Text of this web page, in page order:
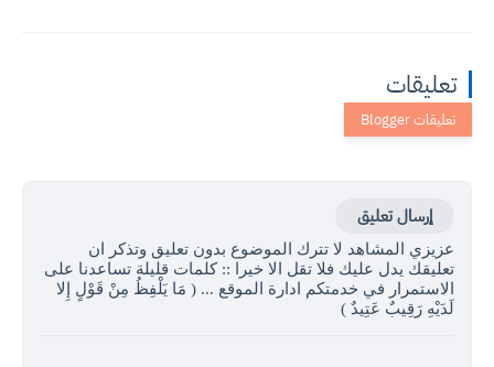
تعليقات
إرسال تعليق
عزيزي المشاهد لا تترك الموضوع بدون تعليق وتذكر ان
تعليقك يدل عليك فلا تقل الا خيرا :: كلمات قليلة تساعدنا على
الاستمرار في خدمتكم ادارة الموقع ... ( مَا يَلْفِظُ مِنْ قَوْلٍ إِلا
لَدَيْهِ رَقِيبٌ عَتِيدٌ )